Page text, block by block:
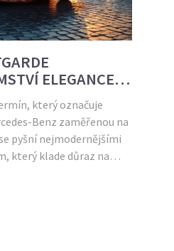
ELEGANCE A
který označuje
Benz zaměřenou na
pyšní nejmodernějšími
který klade důraz na
Cílem této řady je přinést
ale i pokročilé funkce